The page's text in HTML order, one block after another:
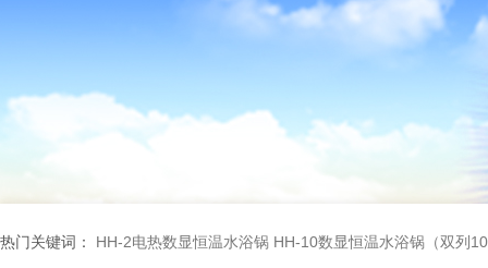
热门关键词： HH-2电热数显恒温水浴锅 HH-10数显恒温水浴锅（双列